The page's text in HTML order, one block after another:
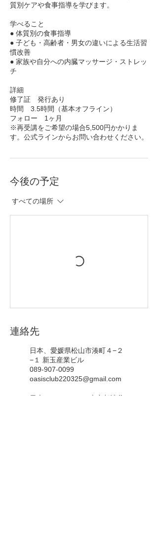
質別ケアや食事指導を学びます。
学べること
● 体質別の食事指導
● 子ども・高齢者・男女の違いによる生活習
慣改善
● 家族や自分への内臓マッサージ・ストレッ
チ
詳細
修了証 発行あり
時間 3.5時間（基本オフライン）
フォロー 1ヶ月
※再受講をご希望の場合5,500円かかりま
す。公式ラインからお問い合わせください。
今後の予定
すべての場所
連絡先
日本、愛媛県松山市湊町４−２
−１ 新玉産業ビル
089-907-0099
oasisclub220325@gmail.com
日本、〒151-0053 東京都渋谷